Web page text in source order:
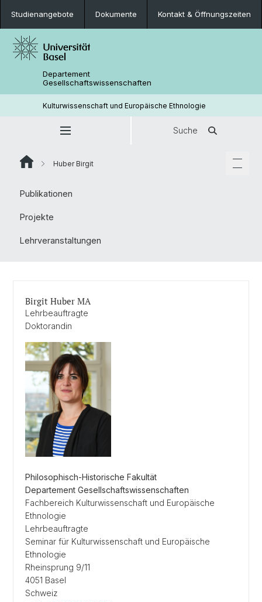
Studienangebote Dokumente Kontakt & Öffnungszeiten
Departement
Gesellschaftswissenschaften
Kulturwissenschaft und Europäische Ethnologie
Suche
Huber Birgit
Publikationen
Projekte
Lehrveranstaltungen
Birgit Huber MA
Lehrbeauftragte
Doktorandin
Philosophisch-Historische Fakultät
Departement Gesellschaftswissenschaften
Fachbereich Kulturwissenschaft und Europäische
Ethnologie
Lehrbeauftragte
Seminar für Kulturwissenschaft und Europäische
Ethnologie
Rheinsprung 9/11
4051 Basel
Schweiz